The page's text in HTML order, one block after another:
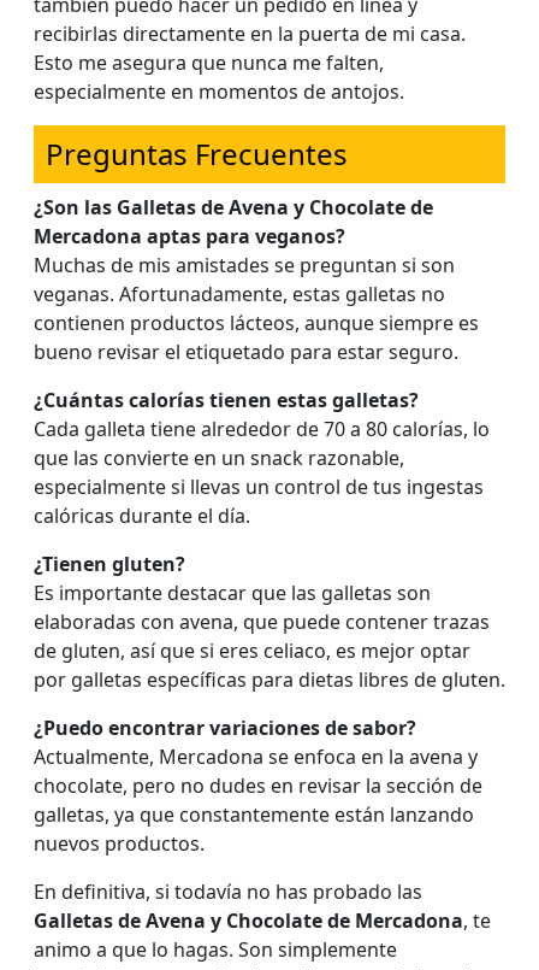
recibirlas directamente en la puerta de mi casa.
Esto me asegura que nunca me falten,
especialmente en momentos de antojos.
Preguntas Frecuentes
¿Son las Galletas de Avena y Chocolate de
Mercadona aptas para veganos?
Muchas de mis amistades se preguntan si son
veganas. Afortunadamente, estas galletas no
contienen productos lácteos, aunque siempre es
bueno revisar el etiquetado para estar seguro.
¿Cuántas calorías tienen estas galletas?
Cada galleta tiene alrededor de 70 a 80 calorías, lo
que las convierte en un snack razonable,
especialmente si llevas un control de tus ingestas
calóricas durante el día.
¿Tienen gluten?
Es importante destacar que las galletas son
elaboradas con avena, que puede contener trazas
de gluten, así que si eres celiaco, es mejor optar
por galletas específicas para dietas libres de gluten.
¿Puedo encontrar variaciones de sabor?
Actualmente, Mercadona se enfoca en la avena y
chocolate, pero no dudes en revisar la sección de
galletas, ya que constantemente están lanzando
nuevos productos.
En definitiva, si todavía no has probado las
Galletas de Avena y Chocolate de Mercadona, te
animo a que lo hagas. Son simplemente